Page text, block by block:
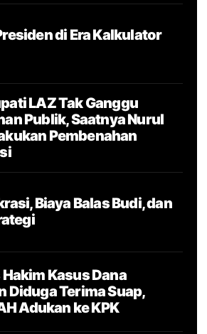
di Era Kalkulator
LAZ Tak Ganggu
Publik, Saatnya Nurul
Pembenahan
Biaya Balas Budi, dan
Kasus Dana
Diduga Terima Suap,
Adukan ke KPK